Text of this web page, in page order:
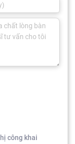
công khai